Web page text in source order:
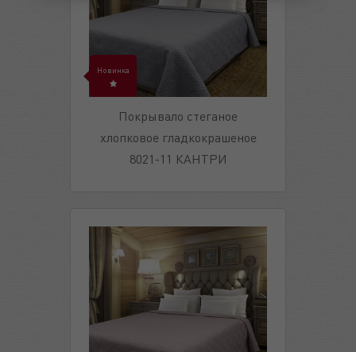
Новинка
Покрывало стеганое
хлопковое гладкокрашеное
8021-11 КАНТРИ